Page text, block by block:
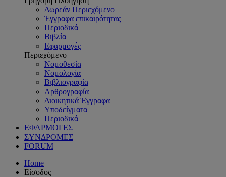
Δωρεάν Περιεχόμενο
Έγγραφα επικαιρότητας
Περιοδικά
Βιβλία
Εφαρμογές
Περιεχόμενο
Νομοθεσία
Νομολογία
Βιβλιογραφία
Αρθρογραφία
Διοικητικά Έγγραφα
Υποδείγματα
Περιοδικά
ΕΦΑΡΜΟΓΕΣ
ΣΥΝΔΡΟΜΕΣ
FORUM
Home
Είσοδος